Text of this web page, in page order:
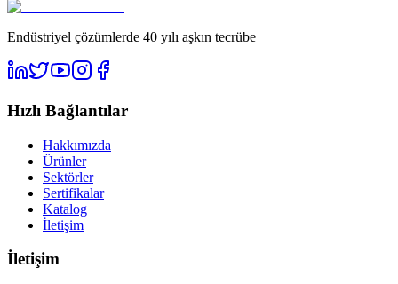
Endüstriyel çözümlerde 40 yılı aşkın tecrübe
Hızlı Bağlantılar
Hakkımızda
Ürünler
Sektörler
Sertifikalar
Katalog
İletişim
İletişim